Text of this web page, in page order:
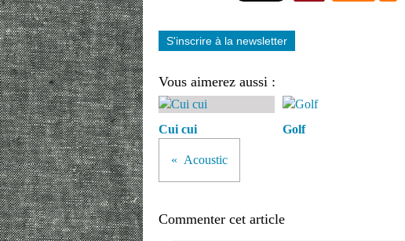
S'inscrire à la newsletter
Vous aimerez aussi :
Cui cui Golf
Acoustic
Commenter cet article